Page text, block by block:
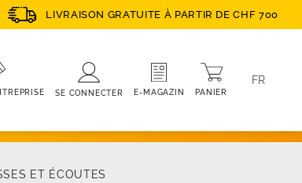
LIVRAISON GRATUITE À PARTIR DE CHF 700
SE CONNECTER E-MAGAZIN PANIER
FR
ET ÉCOUTES